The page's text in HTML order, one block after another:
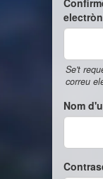
Se't
correu
Nom